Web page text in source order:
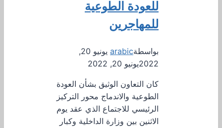
للعودة الطوعية
للمهاجرين
بواسطةarabic
يونيو 20,
2022يونيو 20, 2022
كان التعاون الوثيق بشأن العودة
الطوعية والاندماج محور التركيز
الرئيسي للاجتماع الذي عقد يوم
الاثنين بين وزارة الداخلية وكبار